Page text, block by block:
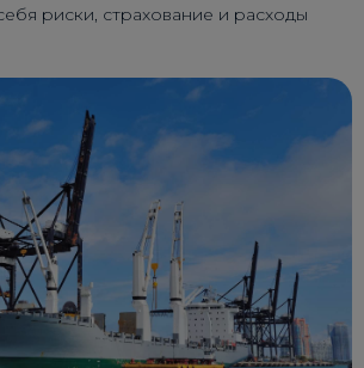
риски, страхование и расходы